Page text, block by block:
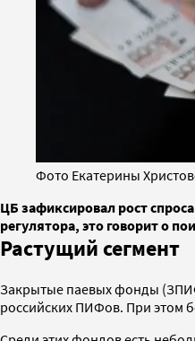
Фото Екатерины
ЦБ зафиксировал рост
регулятора, это говорит о
Растущий сегмент
Закрытые паевых фонды
российских ПИФов. При этом